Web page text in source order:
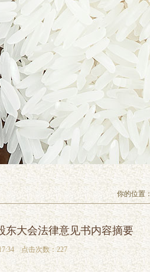
你的位置：
东大会法律意见书内容摘要
点击次数：227